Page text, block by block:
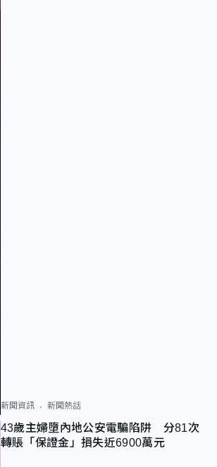
新聞資訊 新聞熱話
43歲主婦墮內地公安電騙陷阱 分81次
轉賬「保證金」損失近6900萬元